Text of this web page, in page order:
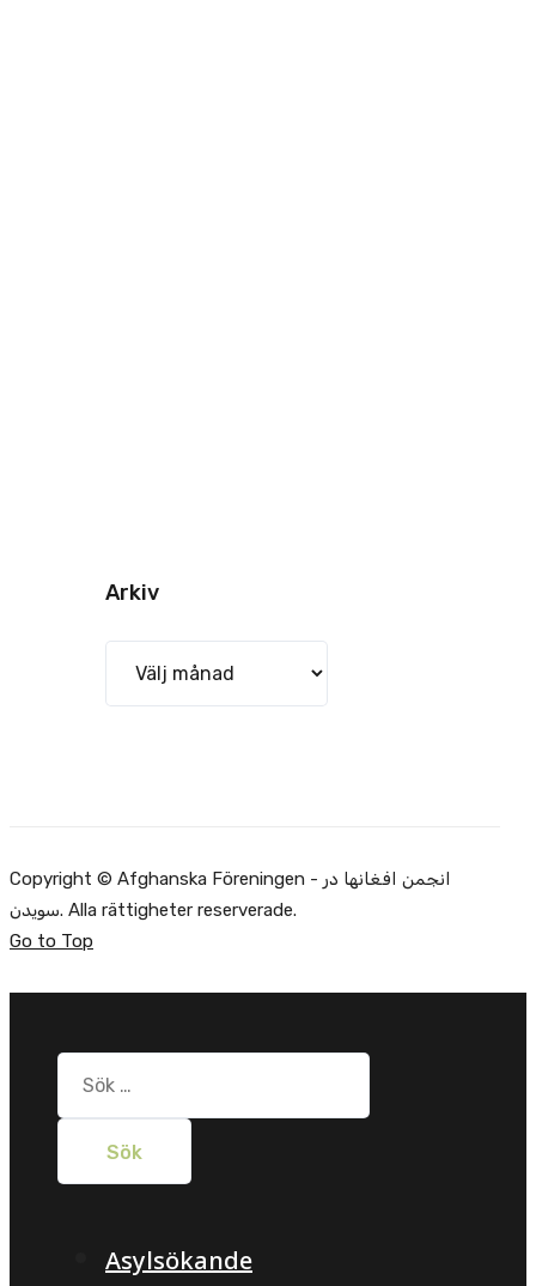
Arkiv
Copyright © Afghanska Föreningen - انجمن افغانها در
سویدن. Alla rättigheter reserverade.
Go to Top
Sök
efter:
Asylsökande